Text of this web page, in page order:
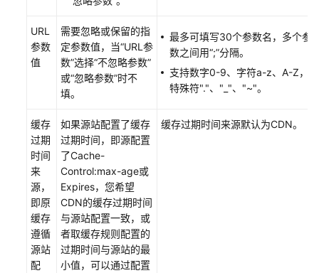
维
工
防
护
通
过
IAM
授
予
使
用
URL
参数
值
需要忽略或保留的指
定参数值，当“URL参
数”选择“不忽略参数”
或“忽略参数”时不
填。
最多可填写30个参数名，多个参
数之间用“;”分隔。
支持数字0-9、字符a-z、A-Z，及
特殊符"."、"_"、"~"。
缓存
过期
时间
来
源，
即原
缓存
遵循
源站
配
如果源站配置了缓存
过期时间，即源配置
了Cache-
Control:max-age或
Expires，您希望
CDN的缓存过期时间
与源站配置一致，或
者取缓存规则配置的
过期时间与源站的最
小值，可以通过配置
缓存过期时间来源默认为CDN。